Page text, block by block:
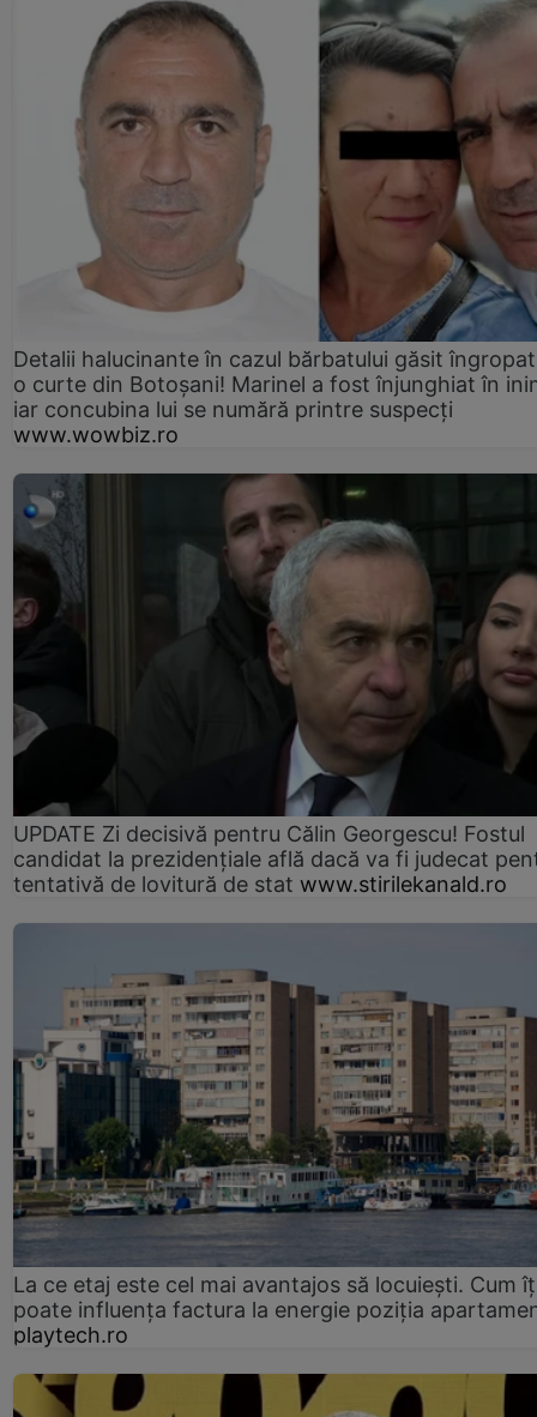
Detalii halucinante în cazul bărbatului găsit
o curte din Botoșani! Marinel a fost înjunghiat în
iar concubina lui se numără printre suspecți
www.wowbiz.ro
UPDATE Zi decisivă pentru Călin Georgescu! Fostul
candidat la prezidențiale află dacă va fi judecat
tentativă de lovitură de stat www.stirilekanald.ro
La ce etaj este cel mai avantajos să locuiești. Cum
poate influența factura la energie poziția
playtech.ro